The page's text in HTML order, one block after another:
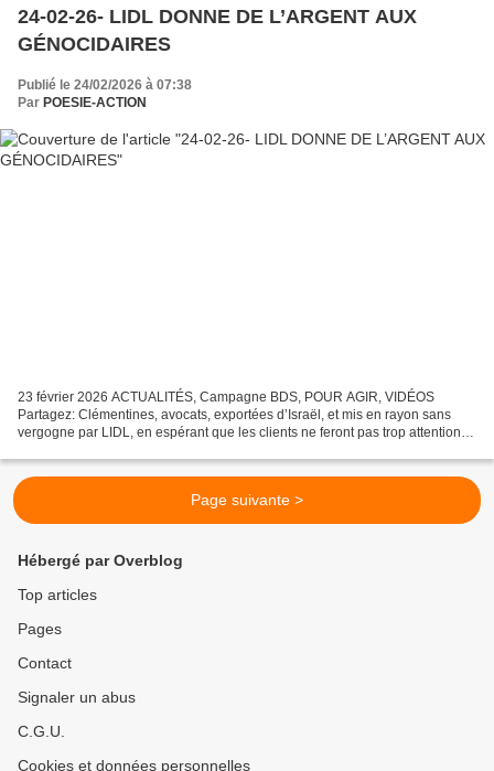
24-02-26- LIDL DONNE DE L’ARGENT AUX
GÉNOCIDAIRES
Publié le 24/02/2026 à 07:38
Par POESIE-ACTION
23 février 2026 ACTUALITÉS, Campagne BDS, POUR AGIR, VIDÉOS
Partagez: Clémentines, avocats, exportées d’Israël, et mis en rayon sans
vergogne par LIDL, en espérant que les clients ne feront pas trop attention à
Page suivante >
Hébergé par Overblog
Top articles
Pages
Contact
Signaler un abus
C.G.U.
Cookies et données personnelles